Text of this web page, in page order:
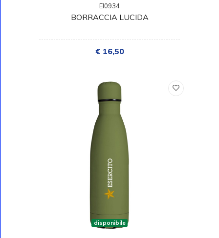
EI0934
BORRACCIA LUCIDA
€ 16,50
disponibile